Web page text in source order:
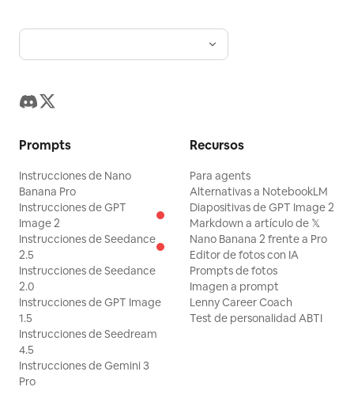
Prompts
Instrucciones de Nano
Banana Pro
Instrucciones de GPT
Image 2
Instrucciones de Seedance
2.5
Instrucciones de Seedance
2.0
Instrucciones de GPT Image
1.5
Instrucciones de Seedream
4.5
Instrucciones de Gemini 3
Pro
Recursos
Para agents
Alternativas a NotebookLM
Diapositivas de GPT Image 2
Markdown a artículo de 𝕏
Nano Banana 2 frente a Pro
Editor de fotos con IA
Prompts de fotos
Imagen a prompt
Lenny Career Coach
Test de personalidad ABTI